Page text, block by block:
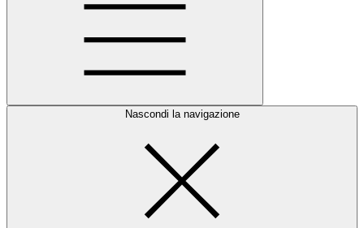
Nascondi la navigazione